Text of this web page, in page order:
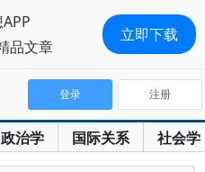
政治学 国际关系 社会学
登录 注册
品文章
立即下载